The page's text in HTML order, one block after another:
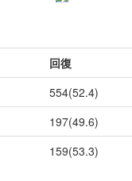
回復
554(52.4)
197(49.6)
159(53.3)